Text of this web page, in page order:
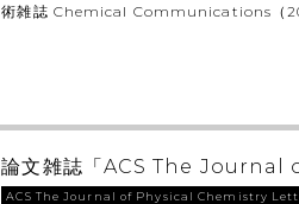
術雑誌 Chemical Communications（
論文雑誌「ACS The
ACS The Journal of Physical Chemistry